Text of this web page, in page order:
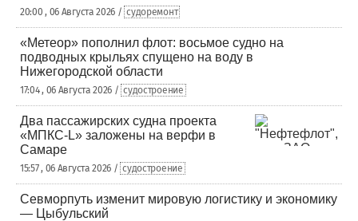
20:00 , 06 Августа 2026 / судоремонт
«Метеор» пополнил флот: восьмое судно на
подводных крыльях спущено на воду в
Нижегородской области
17:04 , 06 Августа 2026 / судостроение
Два пассажирских судна проекта
«МПКС-L» заложены на верфи в
Самаре
15:57 , 06 Августа 2026 / судостроение
Севморпуть изменит мировую логистику и экономику
— Цыбульский